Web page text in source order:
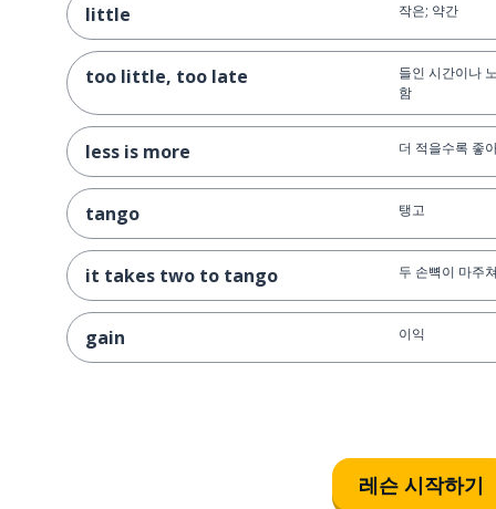
little 작은; 약간
too little, too late
들인 시간이나
함
less is more 더 적을수록 좋
tango 탱고
it takes two to tango 두 손뼉이 마주
gain 이익
쉽게 얻은 것은
레슨 시작하기